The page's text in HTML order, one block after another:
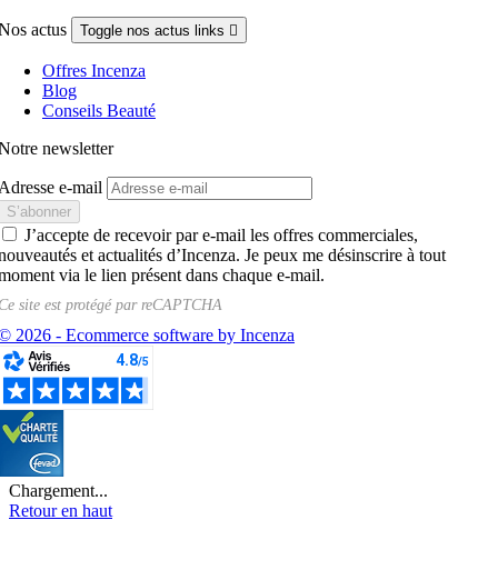
actus Toggle nos actus links 
Offres Incenza
Blog
Conseils Beauté
newsletter
e-mail
J’accepte de recevoir par e-mail les offres commerciales,
et actualités d’Incenza. Je peux me désinscrire à tout
via le lien présent dans chaque e-mail.
site est protégé parreCAPTCHA
2026 - Ecommerce software by Incenza
Chargement...
Retour en haut